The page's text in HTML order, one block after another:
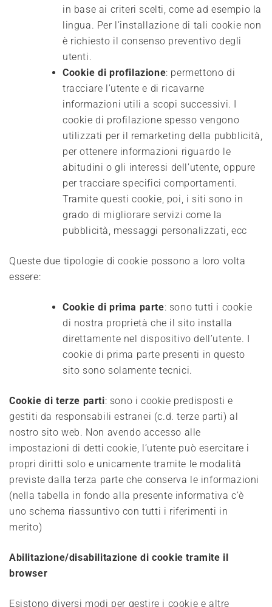
in base ai criteri scelti, come ad esempio la
lingua. Per l’installazione di tali cookie non
è richiesto il consenso preventivo degli
utenti.
Cookie di profilazione: permettono di
tracciare l’utente e di ricavarne
informazioni utili a scopi successivi. I
cookie di profilazione spesso vengono
utilizzati per il remarketing della pubblicità,
per ottenere informazioni riguardo le
abitudini o gli interessi dell’utente, oppure
per tracciare specifici comportamenti.
Tramite questi cookie, poi, i siti sono in
grado di migliorare servizi come la
pubblicità, messaggi personalizzati, ecc
Queste due tipologie di cookie possono a loro volta
essere:
Cookie di prima parte: sono tutti i cookie
di nostra proprietà che il sito installa
direttamente nel dispositivo dell’utente. I
cookie di prima parte presenti in questo
sito sono solamente tecnici.
Cookie di terze parti: sono i cookie predisposti e
gestiti da responsabili estranei (c.d. terze parti) al
nostro sito web. Non avendo accesso alle
impostazioni di detti cookie, l’utente può esercitare i
propri diritti solo e unicamente tramite le modalità
previste dalla terza parte che conserva le informazioni
(nella tabella in fondo alla presente informativa c’è
uno schema riassuntivo con tutti i riferimenti in
merito)
Abilitazione/disabilitazione di cookie tramite il
browser
Esistono diversi modi per gestire i cookie e altre